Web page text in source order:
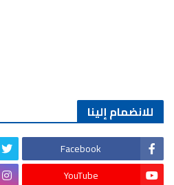
للانضمام إلينا
Facebook
YouTube